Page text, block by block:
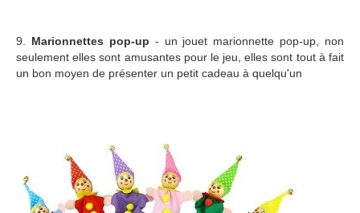
9. Marionnettes pop-up - un jouet marionnette pop-up, non
seulement elles sont amusantes pour le jeu, elles sont tout à fait
un bon moyen de présenter un petit cadeau à quelqu'un